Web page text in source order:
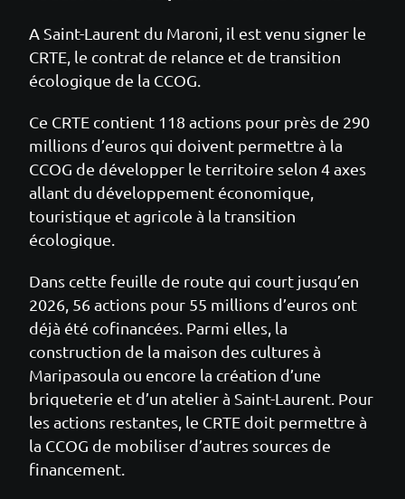
A Saint-Laurent du Maroni, il est venu signer le
CRTE, le contrat de relance et de transition
écologique de la CCOG.
Ce CRTE contient 118 actions pour près de 290
millions d’euros qui doivent permettre à la
CCOG de développer le territoire selon 4 axes
allant du développement économique,
touristique et agricole à la transition
écologique.
Dans cette feuille de route qui court jusqu’en
2026, 56 actions pour 55 millions d’euros ont
déjà été cofinancées. Parmi elles, la
construction de la maison des cultures à
Maripasoula ou encore la création d’une
briqueterie et d’un atelier à Saint-Laurent. Pour
les actions restantes, le CRTE doit permettre à
la CCOG de mobiliser d’autres sources de
financement.